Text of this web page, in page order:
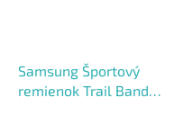
Samsung Športový
remienok Trail Band